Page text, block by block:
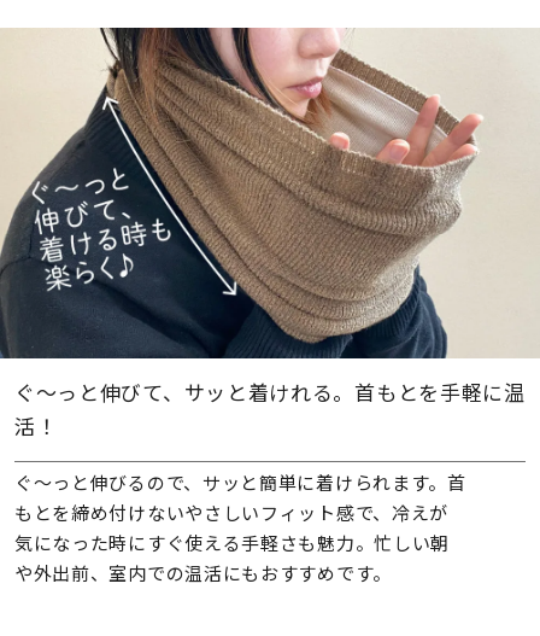
ぐ～っと伸びて、サッと着けれる。首もとを手軽に温
活！
ぐ～っと伸びるので、サッと簡単に着けられます。首
もとを締め付けないやさしいフィット感で、冷えが
気になった時にすぐ使える手軽さも魅力。忙しい朝
や外出前、室内での温活にもおすすめです。